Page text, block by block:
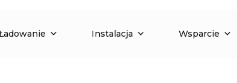
Instalacja Wsparcie